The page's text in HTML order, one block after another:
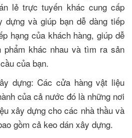
lẻ trực tuyến khác cung cấp
dựng và giúp bạn dễ dàng tiếp
hạng của khách hàng, giúp dễ
phẩm khác nhau và tìm ra sản
của bạn.
dựng: Các cửa hàng vật liệu
của cả nước đó là những nơi
xây dựng cho các nhà thầu và
gồm cả keo dán xây dựng.